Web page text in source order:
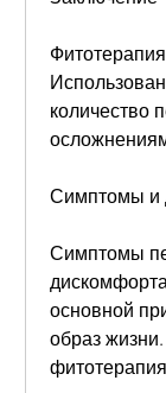
количество
Симптомы и
Симптомы
основной
образ
фитотерапия